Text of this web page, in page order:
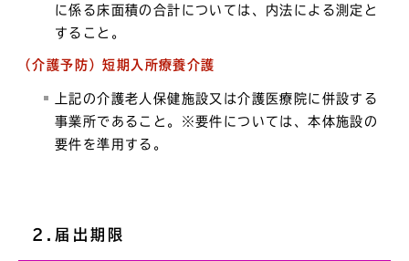
に係る床面積の合計については、内法による測定と
すること。
（介護予防）短期入所療養介護
上記の介護老人保健施設又は介護医療院に併設する
事業所であること。※要件については、本体施設の
要件を準用する。
2.届出期限